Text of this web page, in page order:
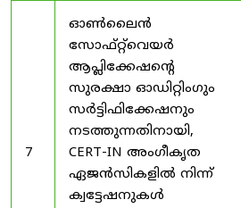
7
ഓൺലൈൻ
സോഫ്റ്റ്‌വെയർ
ആപ്ലിക്കേഷന്റെ
സുരക്ഷാ ഓഡിറ്റിംഗും
സർട്ടിഫിക്കേഷനും
നടത്തുന്നതിനായി,
CERT-IN അംഗീകൃത
ഏജൻസികളിൽ നിന്ന്
ക്വട്ടേഷനുകൾ